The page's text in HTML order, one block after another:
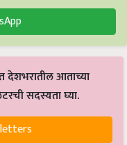
देशभरातील आताच्या
सदस्यता घ्या.